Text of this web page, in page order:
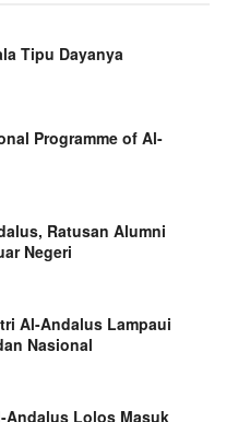
Tipu Dayanya
Programme of Al-
Ratusan Alumni
Negeri
Al-Andalus Lampaui
Nasional
Andalus Lolos Masuk